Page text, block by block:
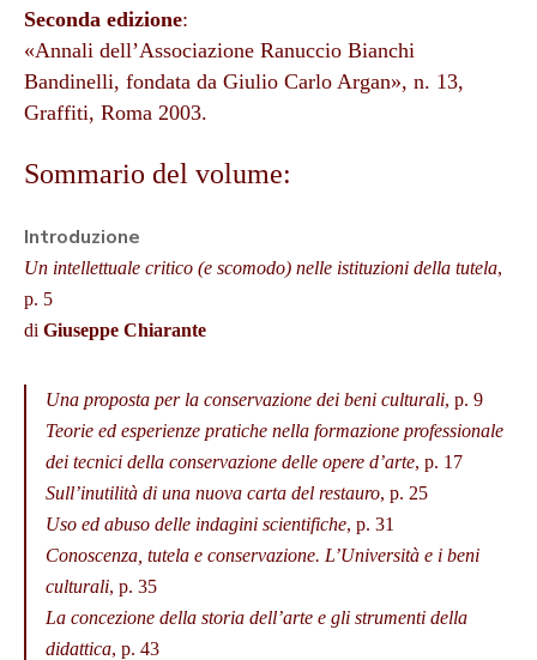
Seconda edizione:
«Annali dell’Associazione Ranuccio Bianchi
Bandinelli, fondata da Giulio Carlo Argan», n. 13,
Graffiti, Roma 2003.
Sommario del volume:
Introduzione
Un intellettuale critico (e scomodo) nelle istituzioni della tutela,
p. 5
di Giuseppe Chiarante
Una proposta per la conservazione dei beni culturali, p. 9
Teorie ed esperienze pratiche nella formazione professionale
dei tecnici della conservazione delle opere d’arte, p. 17
Sull’inutilità di una nuova carta del restauro, p. 25
Uso ed abuso delle indagini scientifiche, p. 31
Conoscenza, tutela e conservazione. L’Università e i beni
culturali, p. 35
La concezione della storia dell’arte e gli strumenti della
didattica, p. 43